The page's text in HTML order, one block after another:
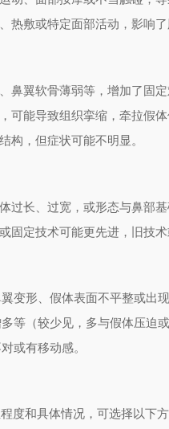
热敷或特定面部活动，影响了
鼻翼软骨薄弱等，增加了固定
可能导致组织挛缩，牵拉假体
构，但症状可能不明显。
过长、过宽，或形态与鼻部基
或固定技术可能更先进，旧技术
变形、假体表面不平整或出现
等（较少见，多与假体压迫或
或有移动感。
度和具体情况，可选择以下方